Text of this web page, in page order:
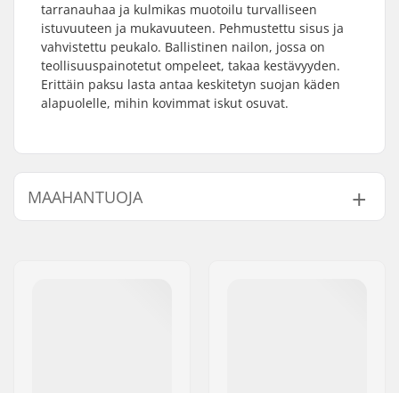
tarranauhaa ja kulmikas muotoilu turvalliseen
istuvuuteen ja mukavuuteen. Pehmustettu sisus ja
vahvistettu peukalo. Ballistinen nailon, jossa on
teollisuuspainotetut ompeleet, takaa kestävyyden.
Erittäin paksu lasta antaa keskitetyn suojan käden
alapuolelle, mihin kovimmat iskut osuvat.
MAAHANTUOJA